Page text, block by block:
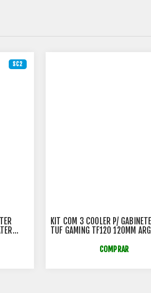
SC2
KIT COM 3 COOLER P/
TUF GAMING TF120 120MM
COMPRAR